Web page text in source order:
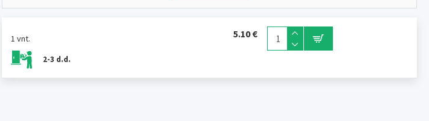
1 vnt.
2-3 d.d.
5.10 €
Dydis: 20 x 14 cm